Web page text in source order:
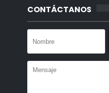
CONTÁCTANOS